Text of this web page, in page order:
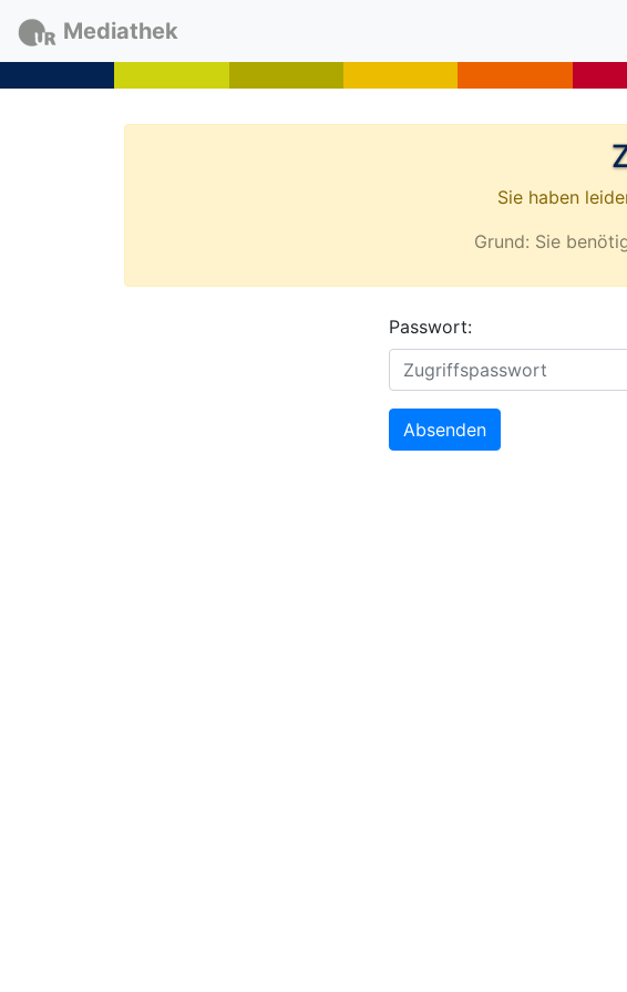
Mediathek
Sie haben
Grund: Sie
Passwort:
Absenden